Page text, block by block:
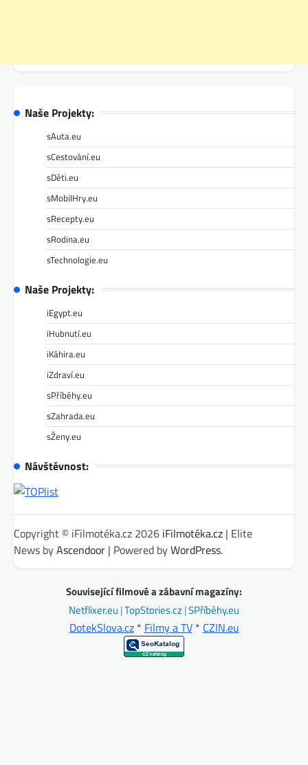
Naše Projekty:
sAuta.eu
sCestování.eu
sDěti.eu
sMobilHry.eu
sRecepty.eu
sRodina.eu
sTechnologie.eu
Naše Projekty:
iEgypt.eu
iHubnutí.eu
iKáhira.eu
iZdraví.eu
sPříběhy.eu
sZahrada.eu
sŽeny.eu
Návštěvnost:
Copyright © iFilmotéka.cz 2026 iFilmotéka.cz | Elite
News byAscendoor | Powered byWordPress.
Související filmové a zábavní magazíny:
Netflixer.eu |TopStories.cz|SPříběhy.eu
DotekSlova.cz* Filmy a TV* CZIN.eu